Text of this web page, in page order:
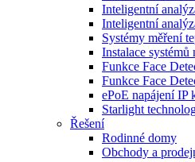
Inteligentní
Inteligentní
Systémy měření
Instalace systémů
Funkce Face
Funkce Face
ePoE napájení IP
Starlight
Řešení
Rodinné domy
Obchody a